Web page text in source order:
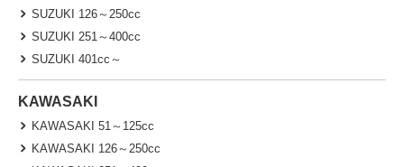
SUZUKI 126～250cc
SUZUKI 251～400cc
SUZUKI 401cc～
KAWASAKI
KAWASAKI 51～125cc
KAWASAKI 126～250cc